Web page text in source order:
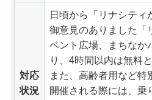
対応
状況
日頃から「リナシテ
御意見のありました「
ベント広場、まちなか
り、4時間以内は無料
また、高齢者用など
開催される際には、乗